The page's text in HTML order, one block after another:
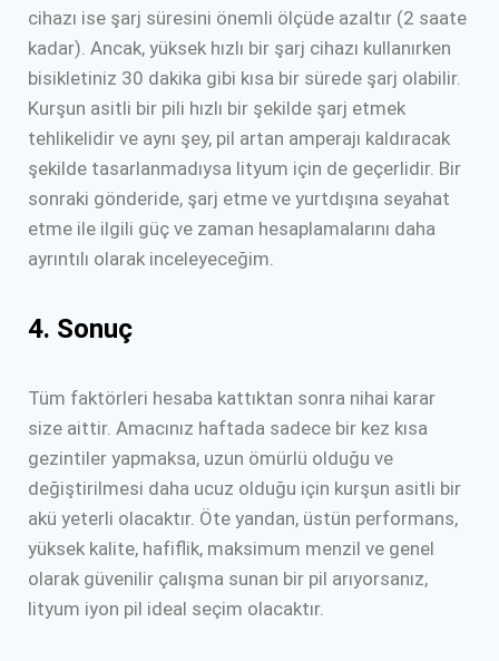
cihazı ise şarj süresini önemli ölçüde azaltır (2 saate
kadar). Ancak, yüksek hızlı bir şarj cihazı kullanırken
bisikletiniz 30 dakika gibi kısa bir sürede şarj olabilir.
Kurşun asitli bir pili hızlı bir şekilde şarj etmek
tehlikelidir ve aynı şey, pil artan amperajı kaldıracak
şekilde tasarlanmadıysa lityum için de geçerlidir. Bir
sonraki gönderide, şarj etme ve yurtdışına seyahat
etme ile ilgili güç ve zaman hesaplamalarını daha
ayrıntılı olarak inceleyeceğim.
4. Sonuç
Tüm faktörleri hesaba kattıktan sonra nihai karar
size aittir. Amacınız haftada sadece bir kez kısa
gezintiler yapmaksa, uzun ömürlü olduğu ve
değiştirilmesi daha ucuz olduğu için kurşun asitli bir
akü yeterli olacaktır. Öte yandan, üstün performans,
yüksek kalite, hafiflik, maksimum menzil ve genel
olarak güvenilir çalışma sunan bir pil arıyorsanız,
lityum iyon pil ideal seçim olacaktır.